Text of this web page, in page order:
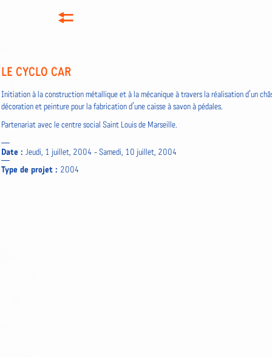
LE CYCLO CAR
Initiation à la construction métallique et à la mécanique à travers la réalisation d’un
décoration et peinture pour la fabrication d’une caisse à savon à pédales.
Partenariat avec le centre social Saint Louis de Marseille.
Date : Jeudi, 1 juillet, 2004 - Samedi, 10 juillet, 2004
Type de projet : 2004